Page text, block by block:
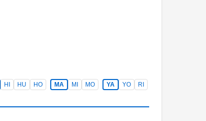
HI HU HO MA MI MO YA YO
RI